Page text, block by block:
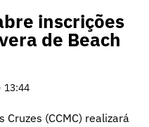
inscrições
de Beach
13:44
Cruzes (CCMC) realizará